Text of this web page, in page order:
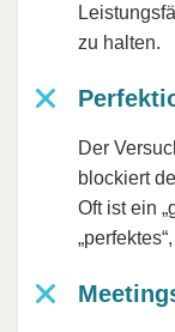
zu halten.
Der
blockiert
Oft ist ein